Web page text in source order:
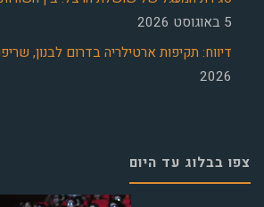
5 באוגוסט 2026
דיווח: תקיפות ארטילריה בדרום לבנון,
2026
צפו בבלוג עד היום